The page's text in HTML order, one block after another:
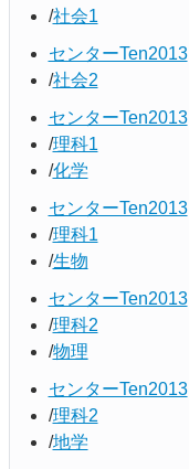
社会1
センターTen2013
社会2
センターTen2013
理科1
化学
センターTen2013
理科1
生物
センターTen2013
理科2
物理
センターTen2013
理科2
地学